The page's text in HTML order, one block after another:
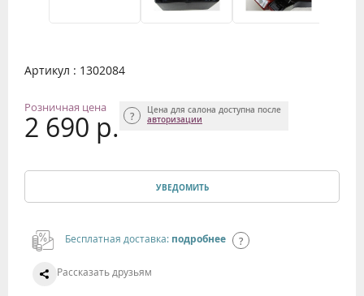
Артикул : 1302084
Розничная цена
2 690 р.
Цена для салона доступна после
авторизации
УВЕДОМИТЬ
Бесплатная доставка: подробнее
Рассказать друзьям